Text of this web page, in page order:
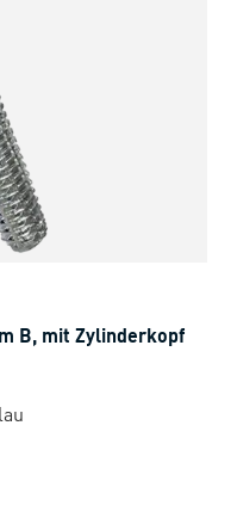
B, mit Zylinderkopf